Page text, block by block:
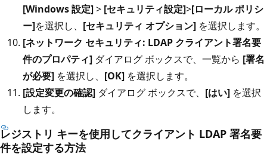
[Windows 設定]> [セキュリティ設定]>[ローカル ポリシ
ー]を選択し、 [セキュリティ オプション] を選択します。
[ネットワーク セキュリティ: LDAP クライアント署名要
件のプロパティ] ダイアログ ボックスで、一覧から [署名
が必要] を選択し、 [OK] を選択します。
[設定変更の確認] ダイアログ ボックスで、 [はい] を選択
します。
レジストリ キーを使用してクライアント LDAP 署名要
件を設定する方法